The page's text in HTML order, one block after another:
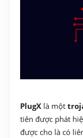
PlugX là một
tiên được phát
được cho là có